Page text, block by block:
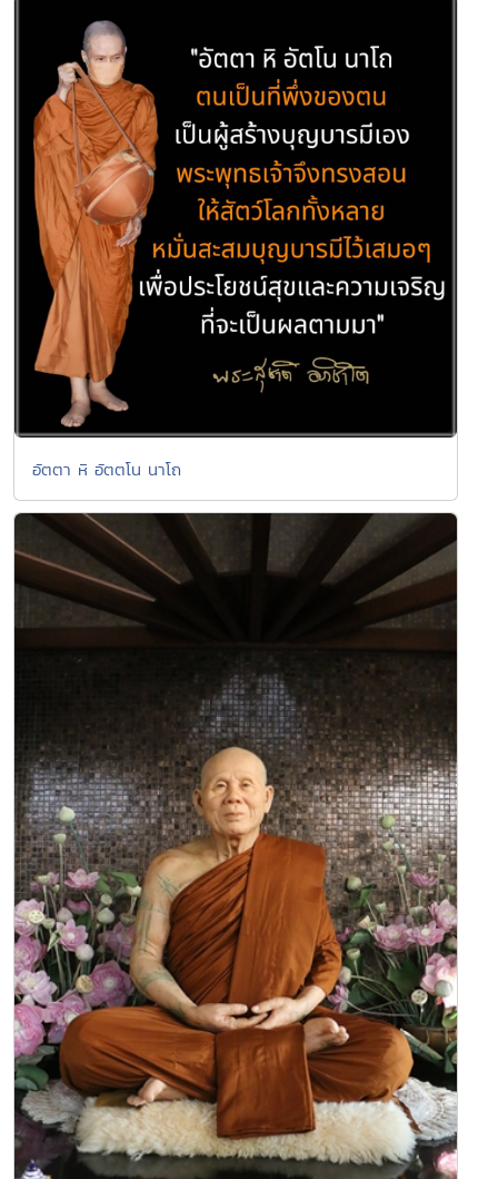
อัตตา หิ อัตตโน นาโถ